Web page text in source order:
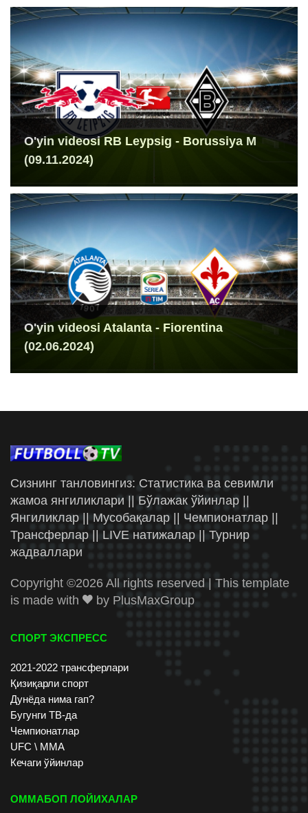
O'yin videosi RB Leypsig - Borussiya M
(09.11.2024)
O'yin videosi Atalanta - Fiorentina
(02.06.2024)
Сизнинг танловингиз: Статистика ва севимли
жамоа янгиликлари || Бўлажак ўйинлар ||
Янгиликлар || Мусобақалар || Чемпионатлар ||
Трансферлар || LIVE натижалар || Турнир
жадваллари
Copyright ©2026 All rights reserved | This template
is made with
by PlusMaxGroup
СПОРТ ЭКСПРЕСС
2021-2022 трансферлари
Қизиқарли спорт
Дунёда нима гап?
Бугунги ТВ-да
Чемпионатлар
UFC \ ММА
Кечаги ўйинлар
ОММАБОП ЛОЙИХАЛАР